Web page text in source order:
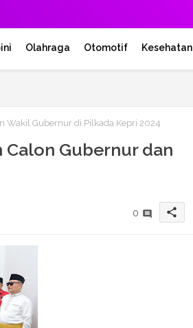
Olahraga Otomotif Kesehatan
Wakil Gubernur di Pilkada Kepri 2024
Calon Gubernur dan
0 share